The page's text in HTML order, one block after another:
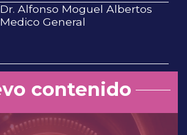
Dr. Alfonso Moguel Albertos
Medico General
contenido